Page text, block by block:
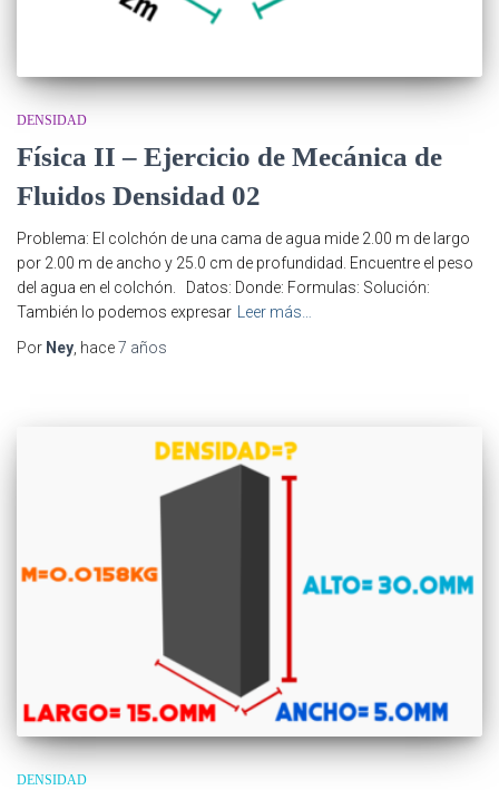
DENSIDAD
Física II – Ejercicio de Mecánica de
Fluidos Densidad 02
Problema: El colchón de una cama de agua mide 2.00 m de largo
por 2.00 m de ancho y 25.0 cm de profundidad. Encuentre el peso
del agua en el colchón. Datos: Donde: Formulas: Solución:
También lo podemos expresar
Leer más…
Por Ney , hace7 años
DENSIDAD